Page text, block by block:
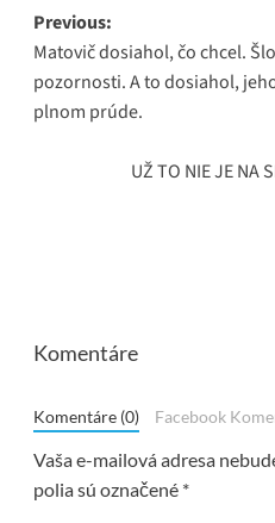
Post
navigation
Previous:
Matovič dosiahol, čo chcel.
pozornosti. A to dosiahol,
plnom prúde.
UŽ TO NIE JE NA
Komentáre
Komentáre (0) Facebook
Vaša e-mailová adresa
polia sú označené *